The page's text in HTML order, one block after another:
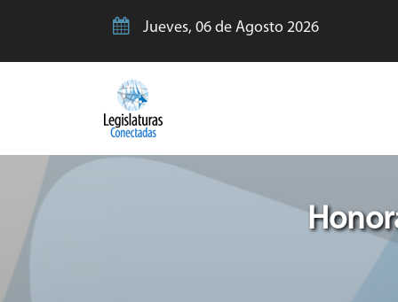
Jueves, 06 de Agosto 2026